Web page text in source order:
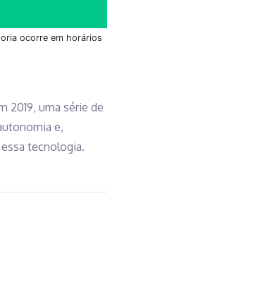
ocorre em horários
2019, uma série de
e,
tecnologia.